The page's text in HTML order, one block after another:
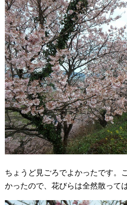
ちょうど見ごろでよかったです。
かったので、花びらは全然散って